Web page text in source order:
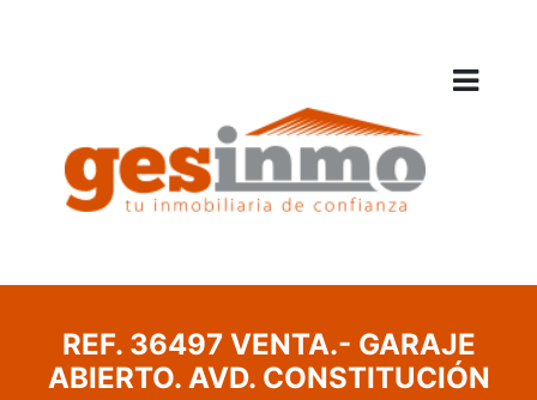
REF. 36497 VENTA.- GARAJE
ABIERTO. AVD. CONSTITUCIÓN